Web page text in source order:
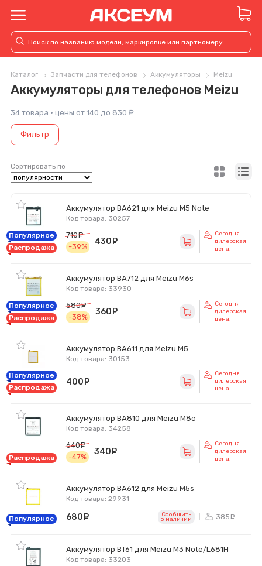
Каталог Запчасти для телефонов Аккумуляторы Meizu
Аккумуляторы для телефонов Meizu
34 товара · цены от 140 до 830 ₽
Фильтр
Сортировать по
Аккумулятор BA621 для Meizu M5 Note
Код товара: 30257
Популярное
Распродажа
710
руб.
-39%
430
Сегодня
дилерская
цена!
Аккумулятор BA712 для Meizu M6s
Код товара: 33930
Популярное
Распродажа
580
-38%
360
Сегодня
дилерская
цена!
Аккумулятор BA611 для Meizu M5
Код товара: 30153
Популярное
Распродажа
400
Сегодня
дилерская
цена!
Аккумулятор BA810 для Meizu M8c
Код товара: 34258
Распродажа
640
-47%
340
Сегодня
дилерская
цена!
Аккумулятор BA612 для Meizu M5s
Код товара: 29931
Популярное 680 Сообщить
o наличии 385
Аккумулятор BT61 для Meizu M3 Note/L681H
Код товара: 33203